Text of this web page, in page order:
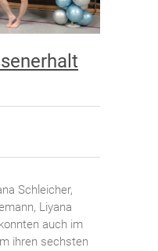
Schleicher,
Liyana
auch im
ihren sechsten